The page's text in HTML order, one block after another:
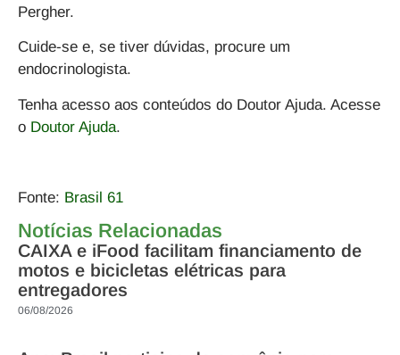
Pergher.
Cuide-se e, se tiver dúvidas, procure um
endocrinologista.
Tenha acesso aos conteúdos do Doutor Ajuda. Acesse
o Doutor Ajuda.
Fonte: Brasil 61
Notícias Relacionadas
CAIXA e iFood facilitam financiamento de
motos e bicicletas elétricas para
entregadores
06/08/2026